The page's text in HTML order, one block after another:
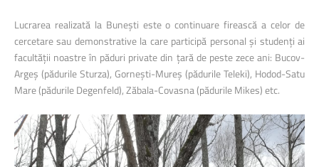
Lucrarea realizată la Bunești este o continuare firească a celor de
cercetare sau demonstrative la care participă personal și studenți ai
facultății noastre în păduri private din țară de peste zece ani: Bucov-
Argeș (pădurile Sturza), Gornești-Mureș (pădurile Teleki), Hodod-Satu
Mare (pădurile Degenfeld), Zăbala-Covasna (pădurile Mikes) etc.